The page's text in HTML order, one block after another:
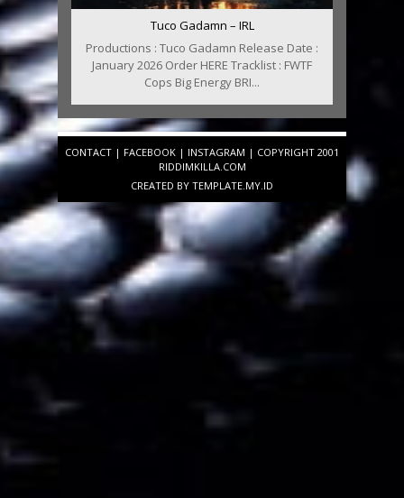
Tuco Gadamn – IRL
Productions : Tuco Gadamn Release Date :
January 2026 Order HERE Tracklist : FWTF
Cops Big Energy BRI...
CONTACT | FACEBOOK | INSTAGRAM | COPYRIGHT 2001
RIDDIMKILLA.COM
CREATED BY TEMPLATE.MY.ID